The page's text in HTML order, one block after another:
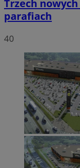
Trzech
parafiach
40